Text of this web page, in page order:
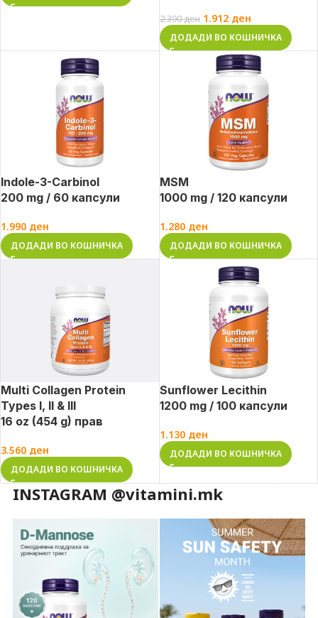
2.390ден 1.912 ден
ДОДАДИ ВО КОШНИЧКА
Indole-3-Carbinol
200 mg / 60 капсули
1.990 ден
ДОДАДИ ВО КОШНИЧКА
MSM
1000 mg / 120 капсули
1.280 ден
ДОДАДИ ВО КОШНИЧКА
Multi Collagen Protein
Types I, II & III
16 oz (454 g) прав
3.560 ден
ДОДАДИ ВО КОШНИЧКА
Sunflower Lecithin
1200 mg / 100 капсули
1.130 ден
ДОДАДИ ВО КОШНИЧКА
INSTAGRAM @vitamini.mk